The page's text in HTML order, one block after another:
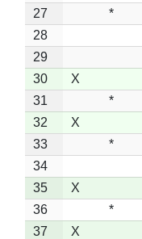
27
*
28
29
30
X
31
*
32
X
33
*
34
35
X
36
*
37
X